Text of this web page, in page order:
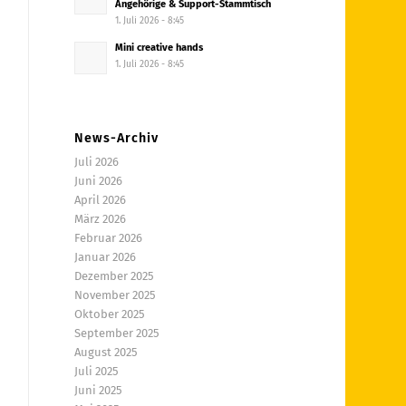
Angehörige & Support-Stammtisch
1. Juli 2026 - 8:45
Mini creative hands
1. Juli 2026 - 8:45
News-Archiv
Juli 2026
Juni 2026
April 2026
März 2026
Februar 2026
Januar 2026
Dezember 2025
November 2025
Oktober 2025
September 2025
August 2025
Juli 2025
Juni 2025